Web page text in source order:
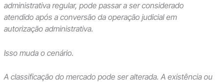
administrativa regular, pode passar a ser considerado
atendido após a conversão da operação judicial em
autorização administrativa.
Isso muda o cenário.
A classificação do mercado pode ser alterada. A existência ou